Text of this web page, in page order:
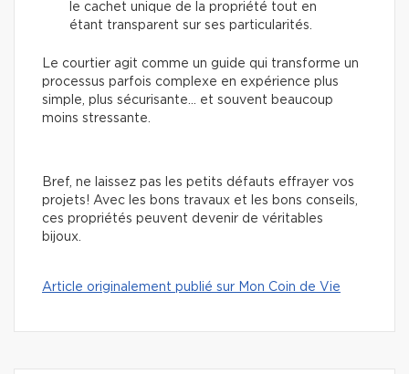
le cachet unique de la propriété tout en
étant transparent sur ses particularités.
Le courtier agit comme un guide qui transforme un
processus parfois complexe en expérience plus
simple, plus sécurisante… et souvent beaucoup
moins stressante.
Bref, ne laissez pas les petits défauts effrayer vos
projets! Avec les bons travaux et les bons conseils,
ces propriétés peuvent devenir de véritables
bijoux.
Article originalement publié sur Mon Coin de Vie